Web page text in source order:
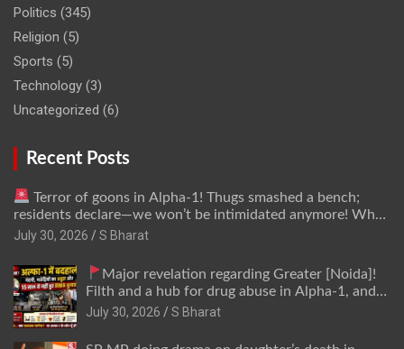
Politics (345)
Religion (5)
Sports (5)
Technology (3)
Uncategorized (6)
Recent Posts
Terror of goons in Alpha-1! Thugs smashed a bench;
residents declare—we won’t be intimidated anymore! Who
is the mastermind behind it all? | SBharat
July 30, 2026 S Bharat
Major revelation regarding Greater [Noida]!
Filth and a hub for drug abuse in Alpha-1, and
no RWA elections for 15 years? | Wake up,
July 30, 2026 S Bharat